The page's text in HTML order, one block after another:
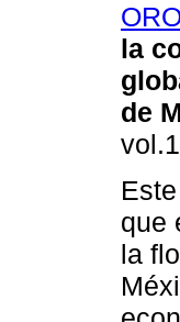
la
de
que
la